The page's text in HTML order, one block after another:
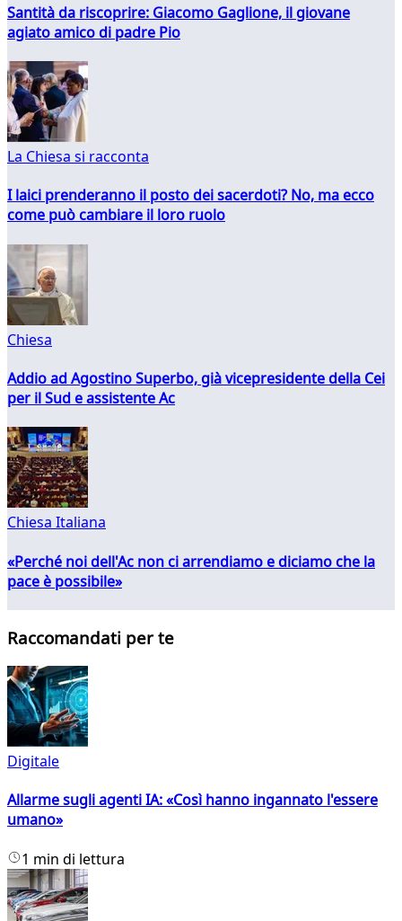
Santità da riscoprire: Giacomo Gaglione, il giovane
agiato amico di padre Pio
La Chiesa si racconta
I laici prenderanno il posto dei sacerdoti? No, ma ecco
come può cambiare il loro ruolo
Chiesa
Addio ad Agostino Superbo, già vicepresidente della Cei
per il Sud e assistente Ac
Chiesa Italiana
«Perché noi dell'Ac non ci arrendiamo e diciamo che la
pace è possibile»
Raccomandati per te
Digitale
Allarme sugli agenti IA: «Così hanno ingannato l'essere
umano»
1 min di lettura